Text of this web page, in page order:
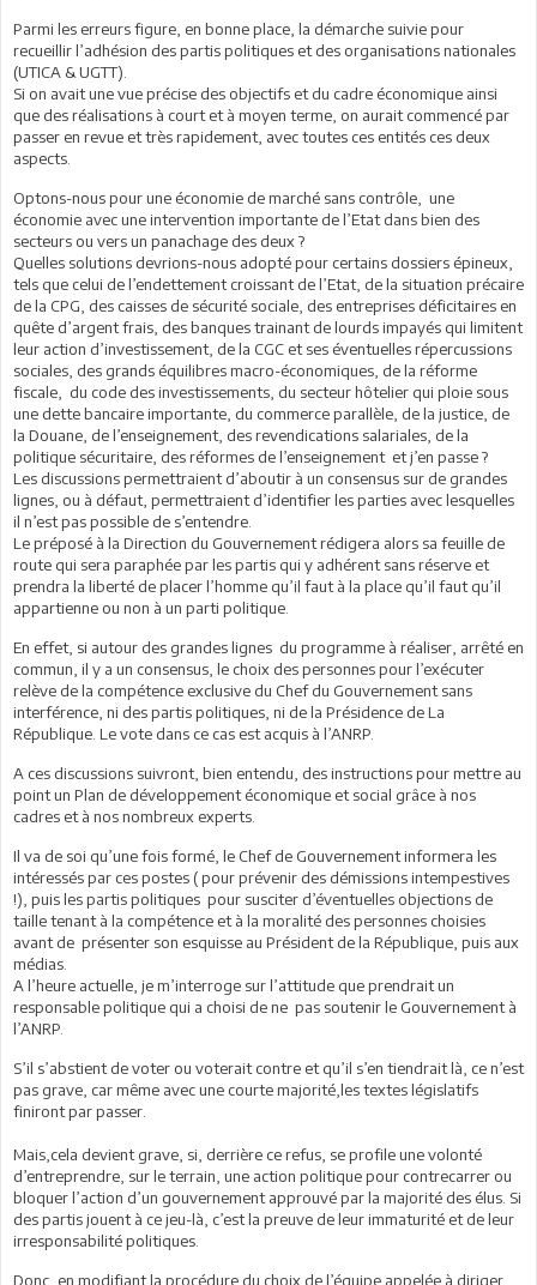
Parmi les erreurs figure, en bonne place, la démarche suivie pour
recueillir l’adhésion des partis politiques et des organisations nationales
(UTICA & UGTT).
Si on avait une vue précise des objectifs et du cadre économique ainsi
que des réalisations à court et à moyen terme, on aurait commencé par
passer en revue et très rapidement, avec toutes ces entités ces deux
aspects.
Optons-nous pour une économie de marché sans contrôle, une
économie avec une intervention importante de l’Etat dans bien des
secteurs ou vers un panachage des deux ?
Quelles solutions devrions-nous adopté pour certains dossiers épineux,
tels que celui de l’endettement croissant de l’Etat, de la situation précaire
de la CPG, des caisses de sécurité sociale, des entreprises déficitaires en
quête d’argent frais, des banques trainant de lourds impayés qui limitent
leur action d’investissement, de la CGC et ses éventuelles répercussions
sociales, des grands équilibres macro-économiques, de la réforme
fiscale, du code des investissements, du secteur hôtelier qui ploie sous
une dette bancaire importante, du commerce parallèle, de la justice, de
la Douane, de l’enseignement, des revendications salariales, de la
politique sécuritaire, des réformes de l’enseignement et j’en passe ?
Les discussions permettraient d’aboutir à un consensus sur de grandes
lignes, ou à défaut, permettraient d’identifier les parties avec lesquelles
il n’est pas possible de s’entendre.
Le préposé à la Direction du Gouvernement rédigera alors sa feuille de
route qui sera paraphée par les partis qui y adhérent sans réserve et
prendra la liberté de placer l’homme qu’il faut à la place qu’il faut qu’il
appartienne ou non à un parti politique.
En effet, si autour des grandes lignes du programme à réaliser, arrêté en
commun, il y a un consensus, le choix des personnes pour l’exécuter
relève de la compétence exclusive du Chef du Gouvernement sans
interférence, ni des partis politiques, ni de la Présidence de La
République. Le vote dans ce cas est acquis à l’ANRP.
A ces discussions suivront, bien entendu, des instructions pour mettre au
point un Plan de développement économique et social grâce à nos
cadres et à nos nombreux experts.
Il va de soi qu’une fois formé, le Chef de Gouvernement informera les
intéressés par ces postes ( pour prévenir des démissions intempestives
!), puis les partis politiques pour susciter d’éventuelles objections de
taille tenant à la compétence et à la moralité des personnes choisies
avant de présenter son esquisse au Président de la République, puis aux
médias.
A l’heure actuelle, je m’interroge sur l’attitude que prendrait un
responsable politique qui a choisi de ne pas soutenir le Gouvernement à
l’ANRP.
S’il s’abstient de voter ou voterait contre et qu’il s’en tiendrait là, ce n’est
pas grave, car même avec une courte majorité,les textes législatifs
finiront par passer.
Mais,cela devient grave, si, derrière ce refus, se profile une volonté
d’entreprendre, sur le terrain, une action politique pour contrecarrer ou
bloquer l’action d’un gouvernement approuvé par la majorité des élus. Si
des partis jouent à ce jeu-là, c’est la preuve de leur immaturité et de leur
irresponsabilité politiques.
Donc, en modifiant la procédure du choix de l’équipe appelée à diriger,